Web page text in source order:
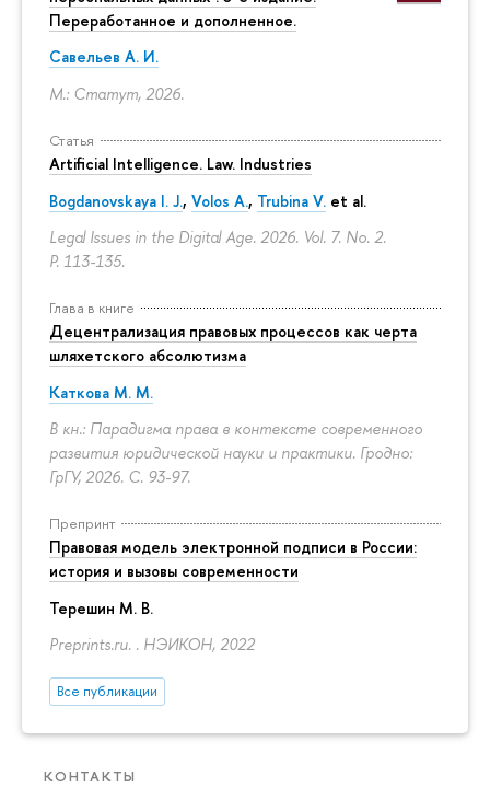
Переработанное и дополненное.
Савельев А. И.
М.: Статут, 2026.
Статья
Artificial Intelligence. Law. Industries
Bogdanovskaya I. J., Volos A., Trubina V. et al.
Legal Issues in the Digital Age. 2026. Vol. 7. No. 2.
P. 113-135.
Глава в книге
Децентрализация правовых процессов как черта
шляхетского абсолютизма
Каткова М. М.
В кн.: Парадигма права в контексте современного
развития юридической науки и практики. Гродно:
ГрГУ, 2026. С. 93-97.
Препринт
Правовая модель электронной подписи в России:
история и вызовы современности
Терешин М. В.
Preprints.ru. . НЭИКОН, 2022
Все публикации
КОНТАКТЫ